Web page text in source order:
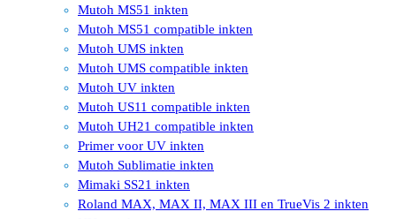
Mutoh MS51 inkten
Mutoh MS51 compatible inkten
Mutoh UMS inkten
Mutoh UMS compatible inkten
Mutoh UV inkten
Mutoh US11 compatible inkten
Mutoh UH21 compatible inkten
Primer voor UV inkten
Mutoh Sublimatie inkten
Mimaki SS21 inkten
Roland MAX, MAX II, MAX III en TrueVis 2 inkten